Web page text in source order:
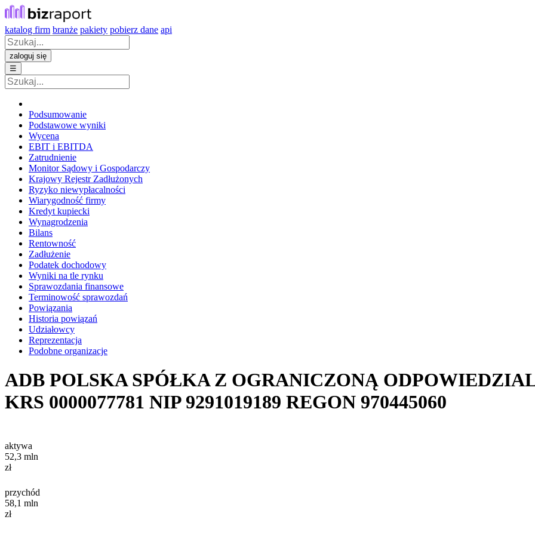
katalog firm branże pakiety pobierz dane api
zaloguj się
☰
Podsumowanie
Podstawowe wyniki
Wycena
EBIT i EBITDA
Zatrudnienie
Monitor Sądowy i Gospodarczy
Krajowy Rejestr Zadłużonych
Ryzyko niewypłacalności
Wiarygodność firmy
Kredyt kupiecki
Wynagrodzenia
Bilans
Rentowność
Zadłużenie
Podatek dochodowy
Wyniki na tle rynku
Sprawozdania finansowe
Terminowość sprawozdań
Powiązania
Historia powiązań
Udziałowcy
Reprezentacja
Podobne organizacje
ADB POLSKA SPÓŁKA Z OGRANICZONĄ
KRS 0000077781 NIP 9291019189 REGON 970445060
aktywa
52,3 mln
zł
przychód
58,1 mln
zł